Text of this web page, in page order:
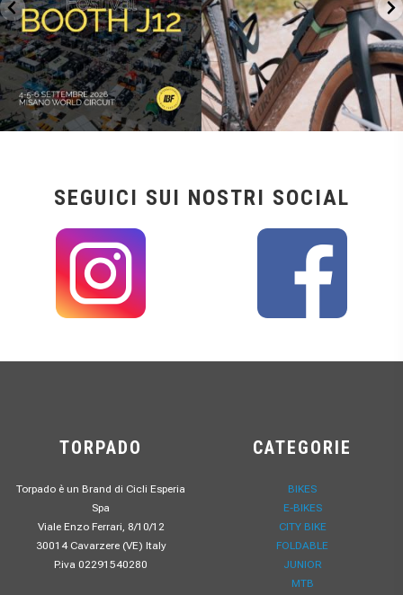
SEGUICI SUI NOSTRI SOCIAL
TORPADO
Torpado è un Brand di Cicli Esperia
Spa
Viale Enzo Ferrari, 8/10/12
30014 Cavarzere (VE) Italy
P.iva 02291540280
CATEGORIE
BIKES
E-BIKES
CITY BIKE
FOLDABLE
JUNIOR
MTB